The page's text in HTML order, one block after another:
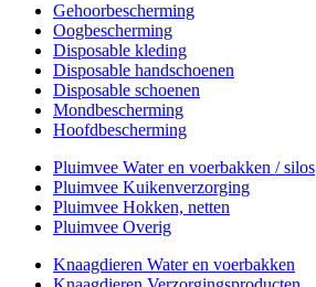
Gehoorbescherming
Oogbescherming
Disposable kleding
Disposable handschoenen
Disposable schoenen
Mondbescherming
Hoofdbescherming
Pluimvee Water en voerbakken / silos
Pluimvee Kuikenverzorging
Pluimvee Hokken, netten
Pluimvee Overig
Knaagdieren Water en voerbakken